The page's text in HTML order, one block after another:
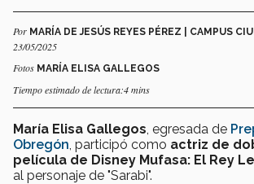
Por MARÍA DE JESÚS REYES PÉREZ | CAMPUS
23/05/2025
Fotos MARÍA ELISA GALLEGOS
Tiempo estimado de lectura:4 mins
María Elisa Gallegos , egresada de
Obregón , participó como actriz de
película de Disney Mufasa: El Rey
al personaje de "Sarabi".